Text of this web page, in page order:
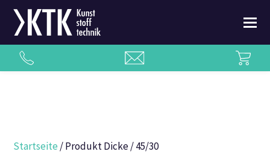
Startseite / Produkt Dicke / 45/30